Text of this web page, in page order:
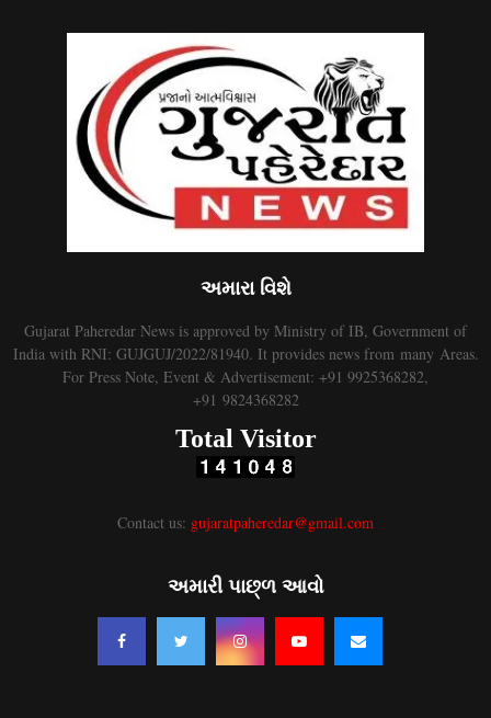
અમારા વિશે
Gujarat Paheredar News is approved by Ministry of IB, Government of
India with RNI: GUJGUJ/2022/81940. It provides news from many Areas.
For Press Note, Event & Advertisement: +91 9925368282,
+91 9824368282
Total Visitor
Contact us: gujaratpaheredar@gmail.com
અમારી પાછ્ળ આવો